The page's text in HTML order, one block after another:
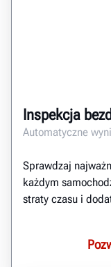
Inspekcja
Automatyczne
Sprawdzaj
każdym
straty czasu i